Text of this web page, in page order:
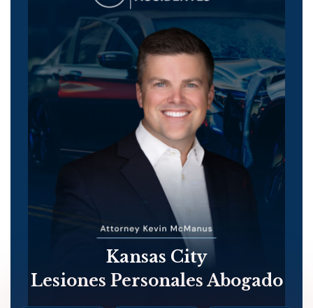
Kansas City
Lesiones Personales Abogado